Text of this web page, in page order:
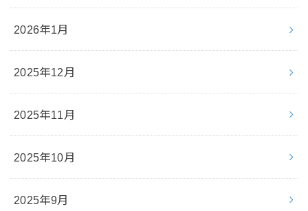
2026年1月
2025年12月
2025年11月
2025年10月
2025年9月